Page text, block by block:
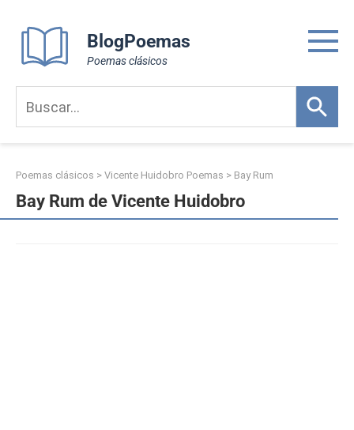
content
BlogPoemas
Poemas clásicos
Poemas clásicos > Vicente Huidobro Poemas > Bay Rum
Bay Rum de Vicente Huidobro